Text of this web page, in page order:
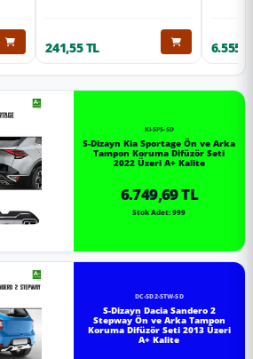
241,55 TL
KI-SP5-SD
S-Dizayn Kia Sportage Ön ve Arka
Tampon Koruma Difüzör Seti
2022 Üzeri A+ Kalite
6.749,69 TL
Stok Adet: 999
DC-SD2-STW-SD
S-Dizayn Dacia Sandero 2
Stepway Ön ve Arka Tampon
Koruma Difüzör Seti 2013 Üzeri
A+ Kalite